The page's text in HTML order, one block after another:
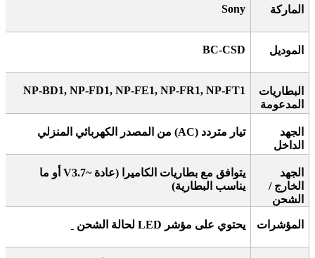
الماركة Sony
الموديل BC-CSD
البطاريات
المدعومة
NP-BD1, NP-FD1, NP-FE1, NP-FR1, NP-FT1
الجهد
الداخل
تيار متردد (AC) من المصدر الكهربائي المنزلي
الجهد
الخارج /
الشحن
يتوافق مع بطاريات الكاميرا (عادة ~3.7 V أو ما
يناسب البطارية)
المؤشرات يحتوي على مؤشر لحالة الشحن